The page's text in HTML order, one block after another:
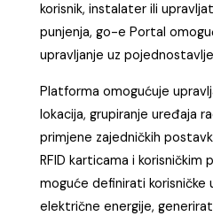
korisnik, instalater ili
punjenja, go-e Portal
upravljanje uz
Platforma omogućuje
lokacija, grupiranje uređaja
primjene zajedničkih
RFID karticama i korisničkim
moguće definirati
električne energije,